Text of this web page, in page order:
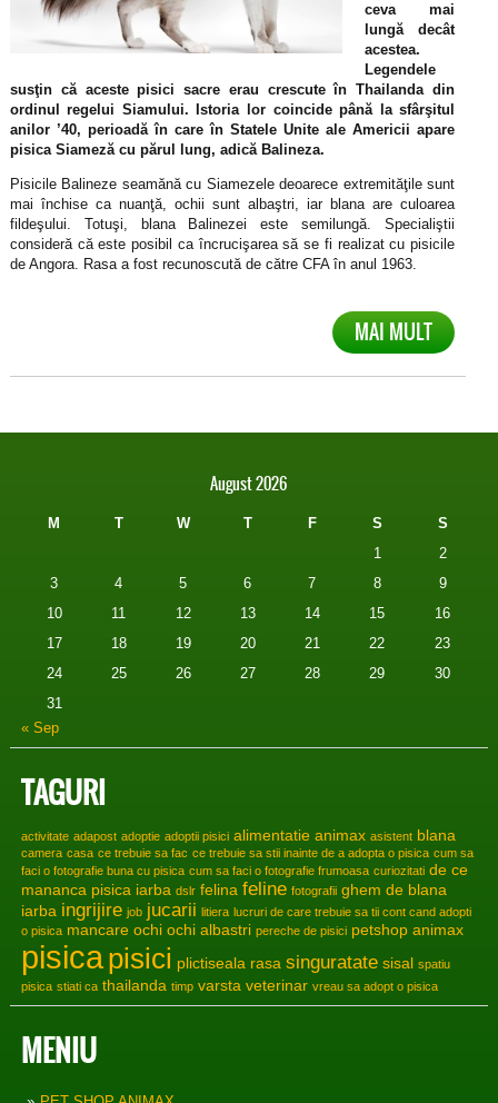
ceva mai
lungă decât
acestea.
Legendele
susţin că aceste pisici sacre erau crescute în Thailanda din
ordinul regelui Siamului. Istoria lor coincide până la sfârşitul
anilor ’40, perioadă în care în Statele Unite ale Americii apare
pisica Siameză cu părul lung, adică Balineza.
Pisicile Balineze seamănă cu Siamezele deoarece extremităţile sunt
mai închise ca nuanţă, ochii sunt albaştri, iar blana are culoarea
fildeşului. Totuşi, blana Balinezei este semilungă. Specialiştii
consideră că este posibil ca încrucişarea să se fi realizat cu pisicile
de Angora. Rasa a fost recunoscută de către CFA în anul 1963.
MAI MULT
August 2026
M T W T F S
S
1
2
3
4 5 6 7 8
9
10
11 12 13 14 15
16
17
18 19 20 21 22
23
24
25 26 27 28 29
30
31
« Sep
TAGURI
activitate adapost adoptie adoptii pisici alimentatie animax asistent blana
camera casa ce trebuie sa fac ce trebuie sa stii inainte de a adopta o pisica cum sa
faci o fotografie buna cu pisica cum sa faci o fotografie frumoasa curiozitati de ce
mananca pisica iarba dslr felina feline fotografii ghem de blana
iarba ingrijire job jucarii litiera lucruri de care trebuie sa tii cont cand adopti
o pisica mancare ochi ochi albastri pereche de pisici petshop animax
pisicapisici plictiseala rasa singuratate sisal spatiu
pisica stiati ca thailanda timp varsta veterinar vreau sa adopt o pisica
MENIU